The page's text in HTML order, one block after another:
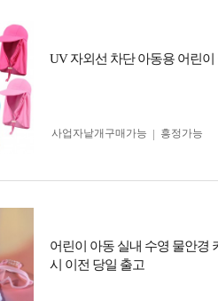
UV 자외선 차단 아동용 어린
사업자 낱개구매가능 흥정가능
어린이 아동 실내 수영 물안경
시 이전 당일 출고